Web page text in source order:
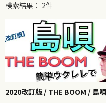
検索結果： 2件
2020改訂版 / THE BOOM / 島唄